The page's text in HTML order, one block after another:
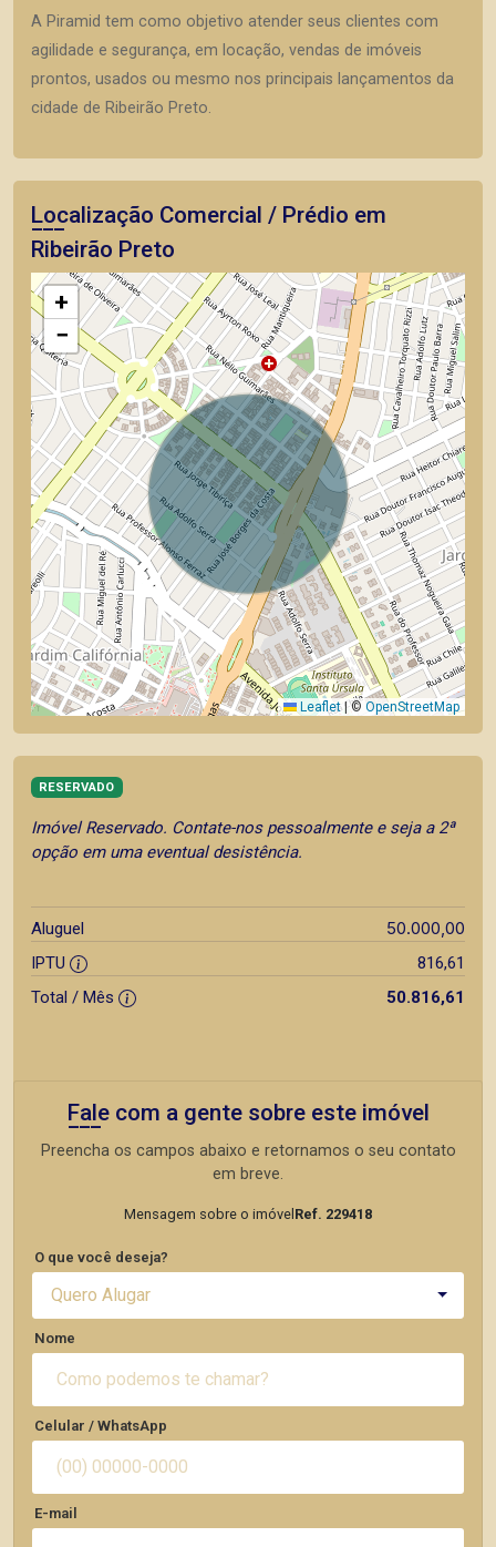
A Piramid tem como objetivo atender seus clientes com
agilidade e segurança, em locação, vendas de imóveis
prontos, usados ou mesmo nos principais lançamentos da
cidade de Ribeirão Preto.
Localização Comercial / Prédio em
Ribeirão Preto
+
−
Leaflet | © OpenStreetMap
RESERVADO
Imóvel Reservado. Contate-nos pessoalmente e seja a 2ª
opção em uma eventual desistência.
Aluguel 50.000,00
IPTU
816,61
Total / Mês
50.816,61
Fale com a gente sobre este imóvel
Preencha os campos abaixo e retornamos o seu contato
em breve.
Mensagem sobre o imóvel Ref. 229418
O que você deseja?
Quero Alugar
Nome
Celular / WhatsApp
E-mail